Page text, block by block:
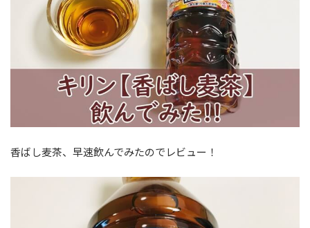
香ばし麦茶、早速飲んでみたのでレビュー！